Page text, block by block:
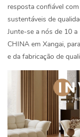
resposta confiável
sustentáveis ​​de
Junte-se a nós de 10
CHINA em Xangai,
e da fabricação de